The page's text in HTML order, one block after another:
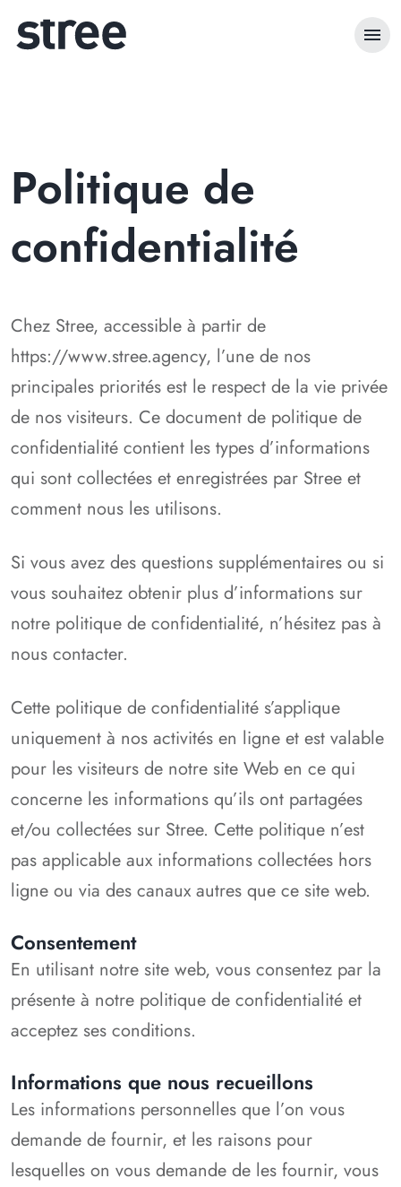
menu
Politique de
confidentialité
Chez Stree, accessible à partir de
https://www.stree.agency, l’une de nos
principales priorités est le respect de la vie privée
de nos visiteurs. Ce document de politique de
confidentialité contient les types d’informations
qui sont collectées et enregistrées par Stree et
comment nous les utilisons.
Si vous avez des questions supplémentaires ou si
vous souhaitez obtenir plus d’informations sur
notre politique de confidentialité, n’hésitez pas à
nous contacter.
Cette politique de confidentialité s’applique
uniquement à nos activités en ligne et est valable
pour les visiteurs de notre site Web en ce qui
concerne les informations qu’ils ont partagées
et/ou collectées sur Stree. Cette politique n’est
pas applicable aux informations collectées hors
ligne ou via des canaux autres que ce site web.
Consentement
En utilisant notre site web, vous consentez par la
présente à notre politique de confidentialité et
acceptez ses conditions.
Informations que nous recueillons
Les informations personnelles que l’on vous
demande de fournir, et les raisons pour
lesquelles on vous demande de les fournir, vous